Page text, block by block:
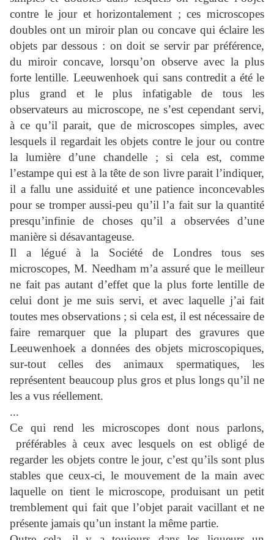
contre le jour et horizontalement ; ces microscopes
doubles ont un miroir plan ou concave qui éclaire les
objets par dessous : on doit se servir par préférence,
du miroir concave, lorsqu’on observe avec la plus
forte lentille. Leeuwenhoek qui sans contredit a été le
plus grand et le plus infatigable de tous les
observateurs au microscope, ne s’est cependant servi,
à ce qu’il parait, que de microscopes simples, avec
lesquels il regardait les objets contre le jour ou contre
la lumière d’une chandelle ; si cela est, comme
l’estampe qui est à la tête de son livre parait l’indiquer,
il a fallu une assiduité et une patience inconcevables
pour se tromper aussi-peu qu’il l’a fait sur la quantité
presqu’infinie de choses qu’il a observées d’une
manière si désavantageuse.
Il a légué à la Société de Londres tous ses
microscopes, M. Needham m’a assuré que le meilleur
ne fait pas autant d’effet que la plus forte lentille de
celui dont je me suis servi, et avec laquelle j’ai fait
toutes mes observations ; si cela est, il est nécessaire de
faire remarquer que la plupart des gravures que
Leeuwenhoek a données des objets microscopiques,
sur-tout celles des animaux spermatiques, les
représentent beaucoup plus gros et plus longs qu’il ne
les a vus réellement.
...
Ce qui rend les microscopes dont nous parlons,
préférables à ceux avec lesquels on est obligé de
regarder les objets contre le jour, c’est qu’ils sont plus
stables que ceux-ci, le mouvement de la main avec
laquelle on tient le microscope, produisant un petit
tremblement qui fait que l’objet parait vacillant et ne
présente jamais qu’un instant la même partie.